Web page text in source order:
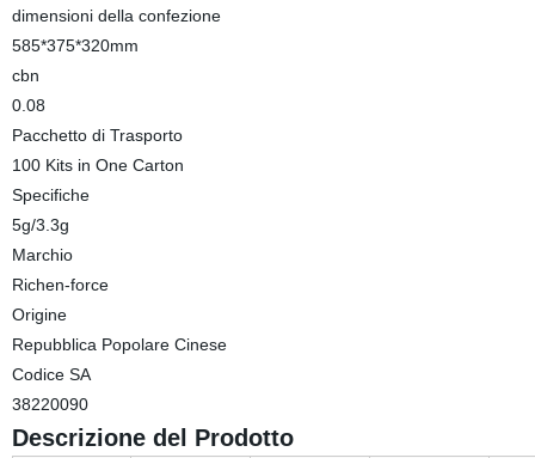
dimensioni della confezione
585*375*320mm
cbn
0.08
Pacchetto di Trasporto
100 Kits in One Carton
Specifiche
5g/3.3g
Marchio
Richen-force
Origine
Repubblica Popolare Cinese
Codice SA
38220090
Descrizione del Prodotto